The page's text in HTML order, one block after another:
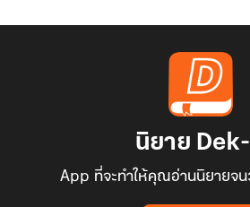
นิยาย
App ที่จะทำให้คุณอ่านนิยายจน